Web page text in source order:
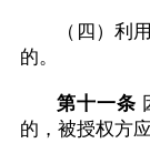
（四）利
的。
第十一条
的，被授权方